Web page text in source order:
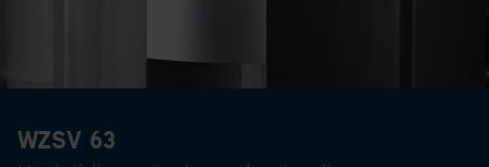
WZSV 63